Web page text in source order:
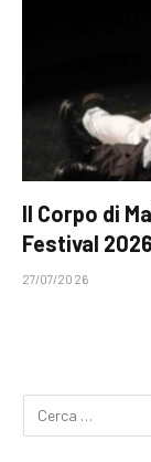
Il Corpo di
Festival 2026
27/07/2026